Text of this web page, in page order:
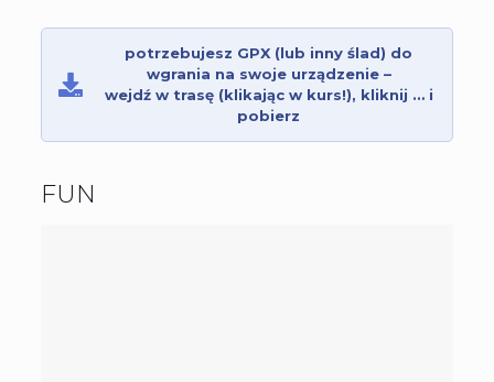
potrzebujesz GPX (lub inny ślad) do
wgrania na swoje urządzenie –
wejdź w trasę (klikając w kurs!), kliknij … i
pobierz
FUN